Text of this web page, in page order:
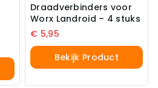
Draadverbinders voor
Worx Landroid – 4 stuks
€ 5,95
Bekijk Product